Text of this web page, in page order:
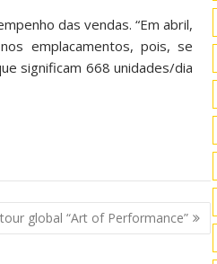
das vendas. “Em abril,
emplacamentos, pois, se
significam 668 unidades/dia
global “Art of Performance”